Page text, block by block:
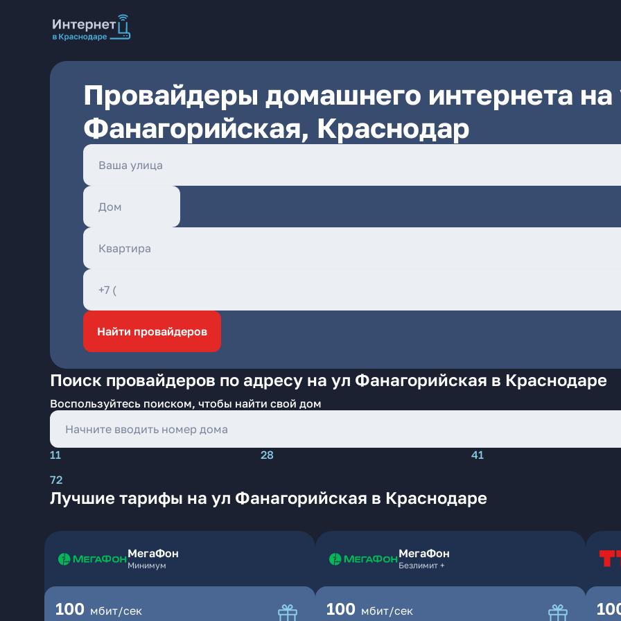
Провайдеры домашнего интернета на
Фанагорийская, Краснодар
Найти провайдеров
Поиск провайдеров по адресу на ул Фанагорийская в Краснодаре
Воспользуйтесь поиском, чтобы найти свой дом
11 28 41
72
Лучшие тарифы на ул Фанагорийская в Краснодаре
МегаФон
Минимум
100 мбит/сек
МегаФон
Безлимит +
100 мбит/сек